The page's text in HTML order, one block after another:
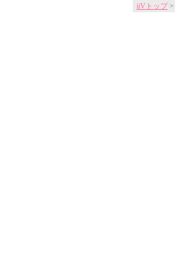
iiVトップ>